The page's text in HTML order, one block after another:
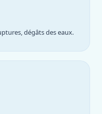
dégâts des eaux.